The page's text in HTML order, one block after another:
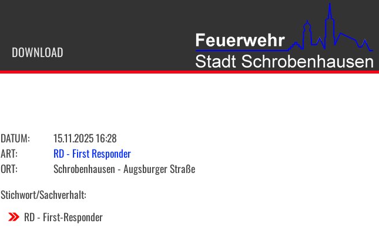
DOWNLOAD
DATUM:
15.11.2025 16:28
ART:
RD - First Responder
ORT:
Schrobenhausen - Augsburger Straße
Stichwort/Sachverhalt:
RD - First-Responder